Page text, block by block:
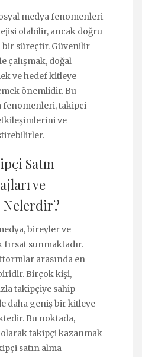
medya fenomenleri
olabilir, ancak doğru
süreçtir. Güvenilir
çalışmak, doğal
ve hedef kitleye
önemlidir. Bu
fenomenleri, takipçi
ve
Satın
ve
Nelerdir?
bireyler ve
sunmaktadır.
arasında en
Birçok kişi,
takipçiye sahip
daha geniş bir kitleye
Bu noktada,
takipçi kazanmak
satın alma